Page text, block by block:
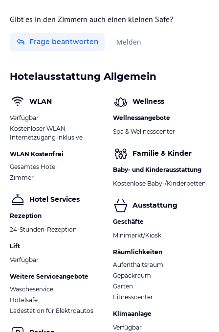
Gibt es in den Zimmern auch einen kleinen Safe?
Frage beantworten Melden
Hotelausstattung Allgemein
WLAN
Verfügbar
Kostenloser WLAN-
Internetzugang inklusive
WLAN Kostenfrei
Gesamtes Hotel
Zimmer
Hotel Services
Rezeption
24-Stunden-Rezeption
Lift
Verfügbar
Weitere Serviceangebote
Wäscheservice
Hotelsafe
Ladestation für Elektroautos
Wellness
Wellnessangebote
Spa & Wellnesscenter
Familie & Kinder
Baby- und Kinderausstattung
Kostenlose Baby-/Kinderbetten
Ausstattung
Geschäfte
Minimarkt/Kiosk
Räumlichkeiten
Aufenthaltsraum
Gepäckraum
Garten
Fitnesscenter
Klimaanlage
Verfügbar